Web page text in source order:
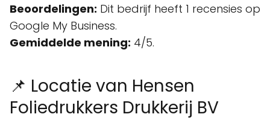
Beoordelingen: Dit bedrijf heeft 1 recensies op
Google My Business.
Gemiddelde mening: 4/5.
📌 Locatie van Hensen
Foliedrukkers Drukkerij BV